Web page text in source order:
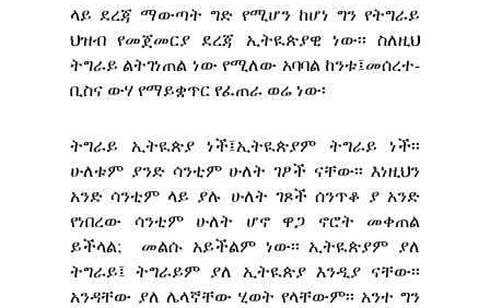
ላይ ደረጃ ማውጣት ግድ የሚሆን ከሆነ ግን የትግራይ
ህዝብ የመጀመርያ ደረጃ ኢትዪጵያዊ ነው፡፡ ስለዚህ
ትግራይ ልትገነጠል ነው የሚለው አባባል ከንቱ፤መሰረተ-
ቢስና ውሃ የማይቋጥር የፈጠራ ወሬ ነው፡
ትግራይ ኢትዪጵያ ነች፤ኢትዪጵያም ትግራይ ነች፡፡
ሁለቱም ያንድ ሳንቲም ሁለት ገፆች ናቸው፡፡ እነዚህን
አንድ ሳንቲም ላይ ያሉ ሁለት ገጾች ሰንጥቆ ያ አንድ
የነበረው ሳንቲም ሁለት ሆኖ ዋጋ ኖሮት መቀጠል
ይችላል; መልሱ አይችልም ነው፡፡ ኢትዪጵያም ያለ
ትግራይ፤ ትግራይም ያለ ኢትዪጵያ እንዲያ ናቸው፡፡
አንዳቸው ያለ ሌላኛቸው ሂወት የላቸውም፡፡ አንተ ግን